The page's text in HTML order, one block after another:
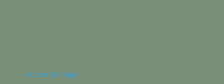
« Ältere Einträge